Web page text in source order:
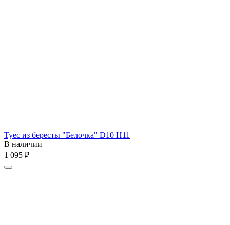
Туес из бересты "Белочка" D10 H11
В наличии
1 095 ₽